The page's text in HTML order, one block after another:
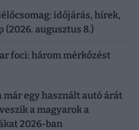
időjárás, hírek,
augusztus 8.)
foci: három mérkőzést
már egy használt autó árát
a magyarok a
2026-ban